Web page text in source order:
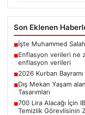
Son Eklenen
■İşte Muhammed
■Enflasyon verileri ne
enflasyon verileri
■2026 Kurban
■Dış Mekan Yaşam
Tasarımları
■700 Lira Alacağı İçin
Temizlik Görevlisinin